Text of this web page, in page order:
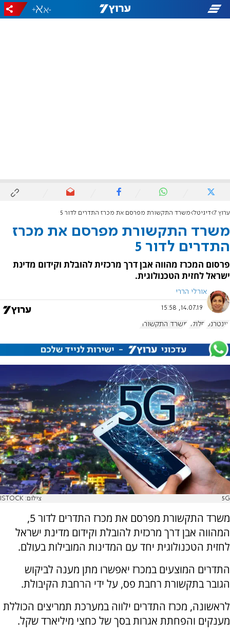
-
+
ערוץ 7 דיגיטל משרד התקשורת מפרסם את מכרז התדרים לדור 5
משרד התקשורת מפרסם את מכרז
התדרים לדור 5
פרסום המכרז מהווה אבן דרך מרכזית להובלת וקידום מדינת
ישראל לחזית הטכנולוגית.
אורלי הררי
14.07.19, 15:58
אינטרנט סלולר משרד התקשורת
5G צילום: ISTOCK
משרד התקשורת מפרסם את מכרז התדרים לדור 5,
המהווה אבן דרך מרכזית להובלת וקידום מדינת ישראל
לחזית הטכנולוגית יחד עם המדינות המובילות בעולם.
התדרים המוצעים במכרז יאפשרו מתן מענה לביקוש
הגובר בתקשורת רחבת פס, על ידי הרחבת הקיבולת.
לראשונה, מכרז התדרים ילווה במערכת תמריצים הכוללת
מענקים והפחתת אגרות בסך של כחצי מיליארד שקל.